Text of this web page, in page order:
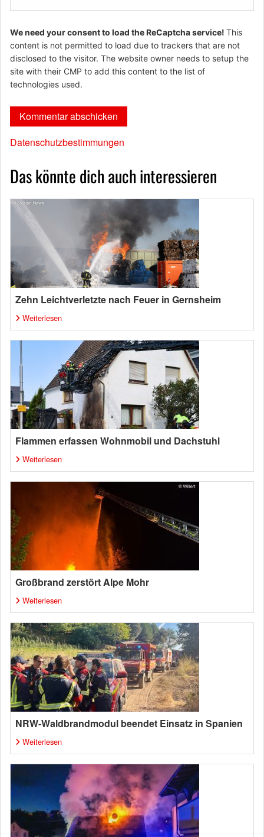
We need your consent to load the ReCaptcha service! This
content is not permitted to load due to trackers that are not
disclosed to the visitor. The website owner needs to setup the
site with their CMP to add this content to the list of
technologies used.
Datenschutzbestimmungen
Das könnte dich auch interessieren
Zehn Leichtverletzte nach Feuer in Gernsheim
Weiterlesen
Flammen erfassen Wohnmobil und Dachstuhl
Weiterlesen
Großbrand zerstört Alpe Mohr
Weiterlesen
NRW-Waldbrandmodul beendet Einsatz in Spanien
Weiterlesen